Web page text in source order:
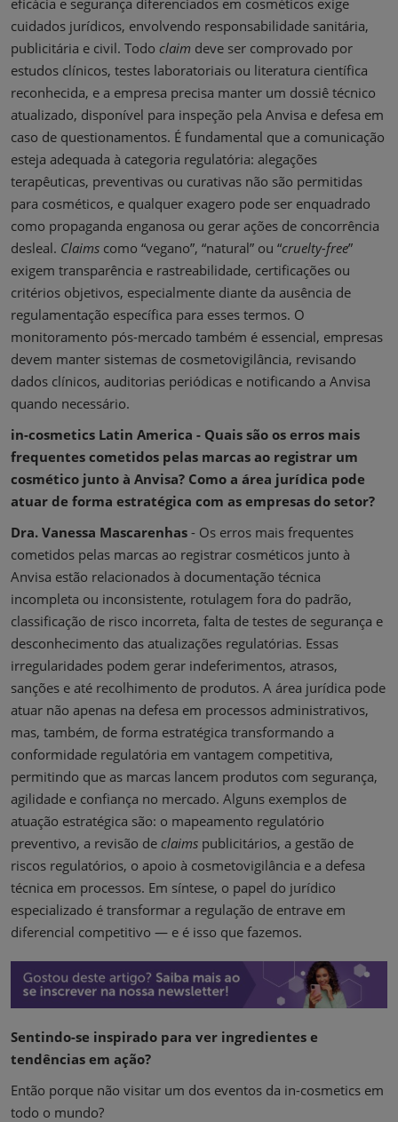
cuidados jurídicos, envolvendo responsabilidade sanitária,
publicitária e civil. Todo claim deve ser comprovado por
estudos clínicos, testes laboratoriais ou literatura científica
reconhecida, e a empresa precisa manter um dossiê técnico
atualizado, disponível para inspeção pela Anvisa e defesa em
caso de questionamentos. É fundamental que a comunicação
esteja adequada à categoria regulatória: alegações
terapêuticas, preventivas ou curativas não são permitidas
para cosméticos, e qualquer exagero pode ser enquadrado
como propaganda enganosa ou gerar ações de concorrência
desleal. Claims como “vegano”, “natural” ou “cruelty-free”
exigem transparência e rastreabilidade, certificações ou
critérios objetivos, especialmente diante da ausência de
regulamentação específica para esses termos. O
monitoramento pós-mercado também é essencial, empresas
devem manter sistemas de cosmetovigilância, revisando
dados clínicos, auditorias periódicas e notificando a Anvisa
quando necessário.
in-cosmetics Latin America - Quais são os erros mais
frequentes cometidos pelas marcas ao registrar um
cosmético junto à Anvisa? Como a área jurídica pode
atuar de forma estratégica com as empresas do setor?
Dra. Vanessa Mascarenhas - Os erros mais frequentes
cometidos pelas marcas ao registrar cosméticos junto à
Anvisa estão relacionados à documentação técnica
incompleta ou inconsistente, rotulagem fora do padrão,
classificação de risco incorreta, falta de testes de segurança e
desconhecimento das atualizações regulatórias. Essas
irregularidades podem gerar indeferimentos, atrasos,
sanções e até recolhimento de produtos. A área jurídica pode
atuar não apenas na defesa em processos administrativos,
mas, também, de forma estratégica transformando a
conformidade regulatória em vantagem competitiva,
permitindo que as marcas lancem produtos com segurança,
agilidade e confiança no mercado. Alguns exemplos de
atuação estratégica são: o mapeamento regulatório
preventivo, a revisão de claims publicitários, a gestão de
riscos regulatórios, o apoio à cosmetovigilância e a defesa
técnica em processos. Em síntese, o papel do jurídico
especializado é transformar a regulação de entrave em
diferencial competitivo — e é isso que fazemos.
Sentindo-se inspirado para ver ingredientes e
tendências em ação?
Então porque não visitar um dos eventos da in-cosmetics em
todo o mundo?